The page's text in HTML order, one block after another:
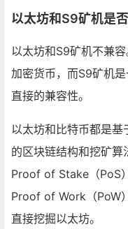
以太坊和S9矿机是否
以太坊和S9矿机不兼
加密货币，而S9矿机是
直接的兼容性。
以太坊和比特币都是基
的区块链结构和挖矿
Proof of Stake（PoS
Proof of Work（PoW
直接挖掘以太坊。